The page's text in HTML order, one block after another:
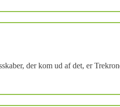
der kom ud af det, er